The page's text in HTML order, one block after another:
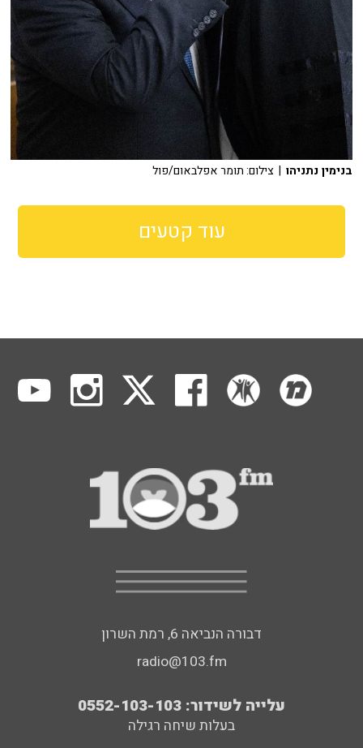
בנימין נתניהו | צילום: תומר אפלבאום/פול
עוד קטעים
דבורה הנביאה 6, רמת השרון
radio@103.fm
עלייה לשידור: 0552-103-103
בעלות שיחה רגילה